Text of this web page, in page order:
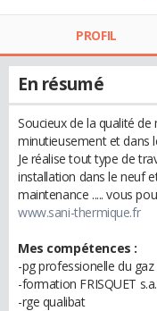
PROFIL
En résumé
Soucieux de la qualité
minutieusement et dans
Je réalise tout type de
installation dans le neuf
maintenance ..... vous
www.sani-thermique.fr
Mes compétences :
-pg professionelle du
-formation FRISQUET
-rge qualibat